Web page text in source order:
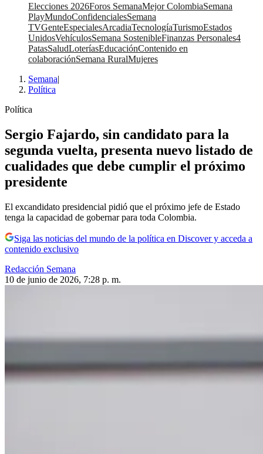
Elecciones 2026Foros SemanaMejor ColombiaSemana
PlayMundoConfidencialesSemana
TVGenteEspecialesArcadiaTecnologíaTurismoEstados
UnidosVehículosSemana SostenibleFinanzas Personales4
PatasSaludLoteríasEducaciónContenido en
colaboraciónSemana RuralMujeres
Semana|
Política
Política
Sergio Fajardo, sin candidato para la
segunda vuelta, presenta nuevo listado de
cualidades que debe cumplir el próximo
presidente
El excandidato presidencial pidió que el próximo jefe de Estado
tenga la capacidad de gobernar para toda Colombia.
Siga las noticias del mundo de la política en Discover y acceda a
contenido exclusivo
Redacción Semana
10 de junio de 2026, 7:28 p. m.